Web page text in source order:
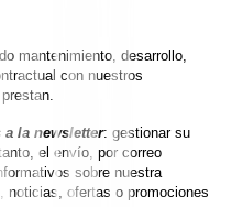
mantenimiento, desarrollo,
con nuestros
a la newsletter: gestionar su
el envío, por correo
sobre nuestra
noticias, ofertas o promociones